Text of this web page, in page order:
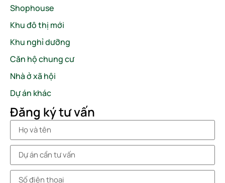
Shophouse
Khu đô thị mới
Khu nghỉ dưỡng
Căn hộ chung cư
Nhà ở xã hội
Dự án khác
Đăng ký tư vấn